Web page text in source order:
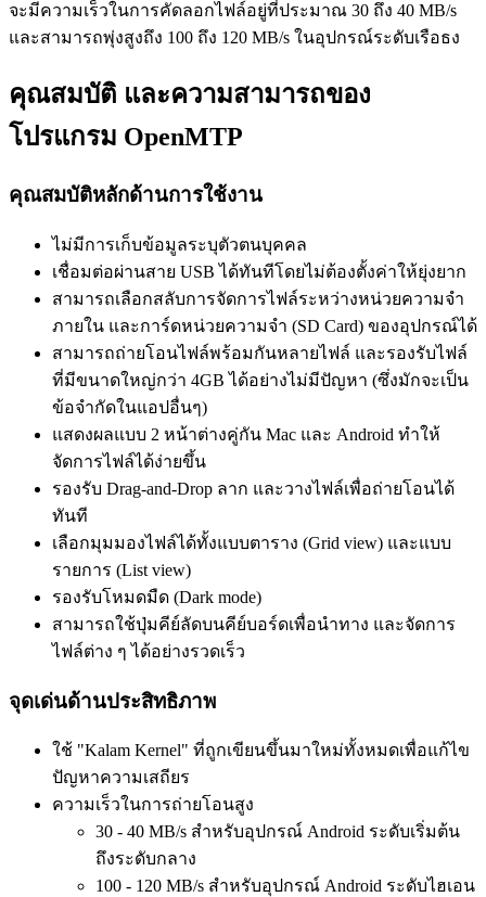
จะมีความเร็วในการคัดลอกไฟล์อยู่ที่ประมาณ 30 ถึง 40 MB/s
และสามารถพุ่งสูงถึง 100 ถึง 120 MB/s ในอุปกรณ์ระดับเรือธง
คุณสมบัติ และความสามารถของ
โปรแกรม OpenMTP
คุณสมบัติหลักด้านการใช้งาน
ไม่มีการเก็บข้อมูลระบุตัวตนบุคคล
เชื่อมต่อผ่านสาย USB ได้ทันทีโดยไม่ต้องตั้งค่าให้ยุ่งยาก
สามารถเลือกสลับการจัดการไฟล์ระหว่างหน่วยความจำ
ภายใน และการ์ดหน่วยความจำ (SD Card) ของอุปกรณ์ได้
สามารถถ่ายโอนไฟล์พร้อมกันหลายไฟล์ และรองรับไฟล์
ที่มีขนาดใหญ่กว่า 4GB ได้อย่างไม่มีปัญหา (ซึ่งมักจะเป็น
ข้อจำกัดในแอปอื่นๆ)
แสดงผลแบบ 2 หน้าต่างคู่กัน Mac และ Android ทำให้
จัดการไฟล์ได้ง่ายขึ้น
รองรับ Drag-and-Drop ลาก และวางไฟล์เพื่อถ่ายโอนได้
ทันที
เลือกมุมมองไฟล์ได้ทั้งแบบตาราง (Grid view) และแบบ
รายการ (List view)
รองรับโหมดมืด (Dark mode)
สามารถใช้ปุ่มคีย์ลัดบนคีย์บอร์ดเพื่อนำทาง และจัดการ
ไฟล์ต่าง ๆ ได้อย่างรวดเร็ว
จุดเด่นด้านประสิทธิภาพ
ใช้ "Kalam Kernel" ที่ถูกเขียนขึ้นมาใหม่ทั้งหมดเพื่อแก้ไข
ปัญหาความเสถียร
ความเร็วในการถ่ายโอนสูง
30 - 40 MB/s สำหรับอุปกรณ์ Android ระดับเริ่มต้น
ถึงระดับกลาง
100 - 120 MB/s สำหรับอุปกรณ์ Android ระดับไฮเอน